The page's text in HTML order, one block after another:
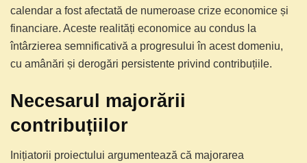
calendar a fost afectată de numeroase crize economice și
financiare. Aceste realități economice au condus la
întârzierea semnificativă a progresului în acest domeniu,
cu amânări și derogări persistente privind contribuțiile.
Necesarul majorării
contribuțiilor
Inițiatorii proiectului argumentează că majorarea